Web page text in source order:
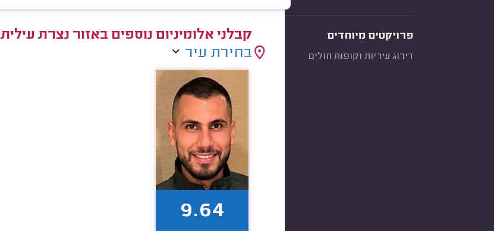
פרויקטים מיוחדים
דירוג עיריות וקופות חולים
קבלני אלומיניום נוספים באזור נצרת עילית
בחירת עיר
9.64